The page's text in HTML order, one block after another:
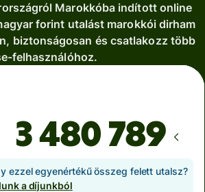
Marokkóba indított online
forint utalást marokkói dirham
biztonságosan és csatlakozz több
felhasználóhoz.
ezzel egyenértékű összeg felett utalsz?
a díjunkból